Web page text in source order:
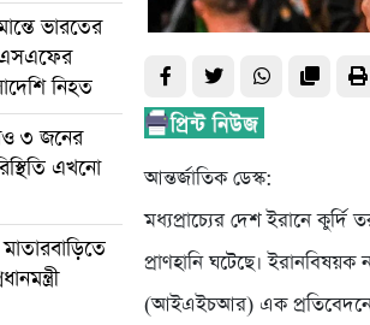
ভারতের
নিহত
৩ জনের
এখনো
আন্তর্জাতিক ডেস্ক:
মধ্যপ্রাচ্যের দেশ ইরানে
প্রাণহানি ঘটেছে।
(আইএইচআর) এক প্রতিবেদনে